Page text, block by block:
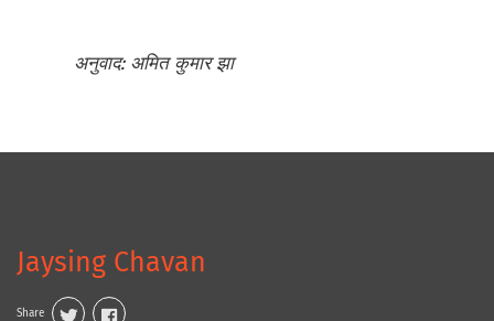
अनुवाद: अमित कुमार झा
Jaysing Chavan
Share